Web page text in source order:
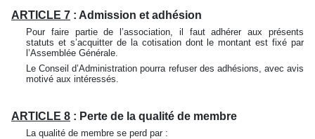
ARTICLE 7 : Admission et adhésion
Pour faire partie de l’association, il faut adhérer aux présents
statuts et s’acquitter de la cotisation dont le montant est fixé par
l’Assemblée Générale.
Le Conseil d’Administration pourra refuser des adhésions, avec avis
motivé aux intéressés.
ARTICLE 8 : Perte de la qualité de membre
La qualité de membre se perd par :